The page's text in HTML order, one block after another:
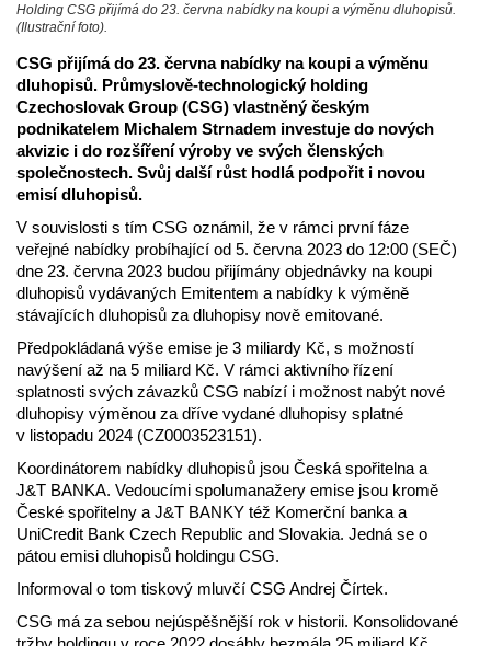
Holding CSG přijímá do 23. června nabídky na koupi a výměnu dluhopisů.
(Ilustrační foto).
CSG přijímá do 23. června nabídky na koupi a výměnu
dluhopisů. Průmyslově-technologický holding
Czechoslovak Group (CSG) vlastněný českým
podnikatelem Michalem Strnadem investuje do nových
akvizic i do rozšíření výroby ve svých členských
společnostech. Svůj další růst hodlá podpořit i novou
emisí dluhopisů.
V souvislosti s tím CSG oznámil, že v rámci první fáze
veřejné nabídky probíhající od 5. června 2023 do 12:00 (SEČ)
dne 23. června 2023 budou přijímány objednávky na koupi
dluhopisů vydávaných Emitentem a nabídky k výměně
stávajících dluhopisů za dluhopisy nově emitované.
Předpokládaná výše emise je 3 miliardy Kč, s možností
navýšení až na 5 miliard Kč. V rámci aktivního řízení
splatnosti svých závazků CSG nabízí i možnost nabýt nové
dluhopisy výměnou za dříve vydané dluhopisy splatné
v listopadu 2024 (CZ0003523151).
Koordinátorem nabídky dluhopisů jsou Česká spořitelna a
J&T BANKA. Vedoucími spolumanažery emise jsou kromě
České spořitelny a J&T BANKY též Komerční banka a
UniCredit Bank Czech Republic and Slovakia. Jedná se o
pátou emisi dluhopisů holdingu CSG.
Informoval o tom tiskový mluvčí CSG Andrej Čírtek.
CSG má za sebou nejúspěšnější rok v historii. Konsolidované